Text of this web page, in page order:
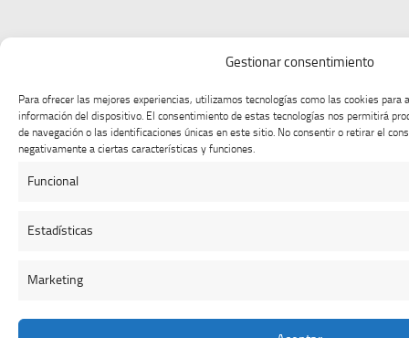
Gestionar consentimiento
Para ofrecer las mejores experiencias, utilizamos tecnologías como las cookies para
información del dispositivo. El consentimiento de estas tecnologías nos permitirá
de navegación o las identificaciones únicas en este sitio. No consentir o retirar el
negativamente a ciertas características y funciones.
Funcional
Estadísticas
Marketing